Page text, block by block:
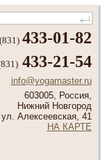
433-01-82
433-21-54
info@yogamaster.ru
603005, Россия,
Нижний Новгород
ул. Алексеевская, 41
НА КАРТЕ